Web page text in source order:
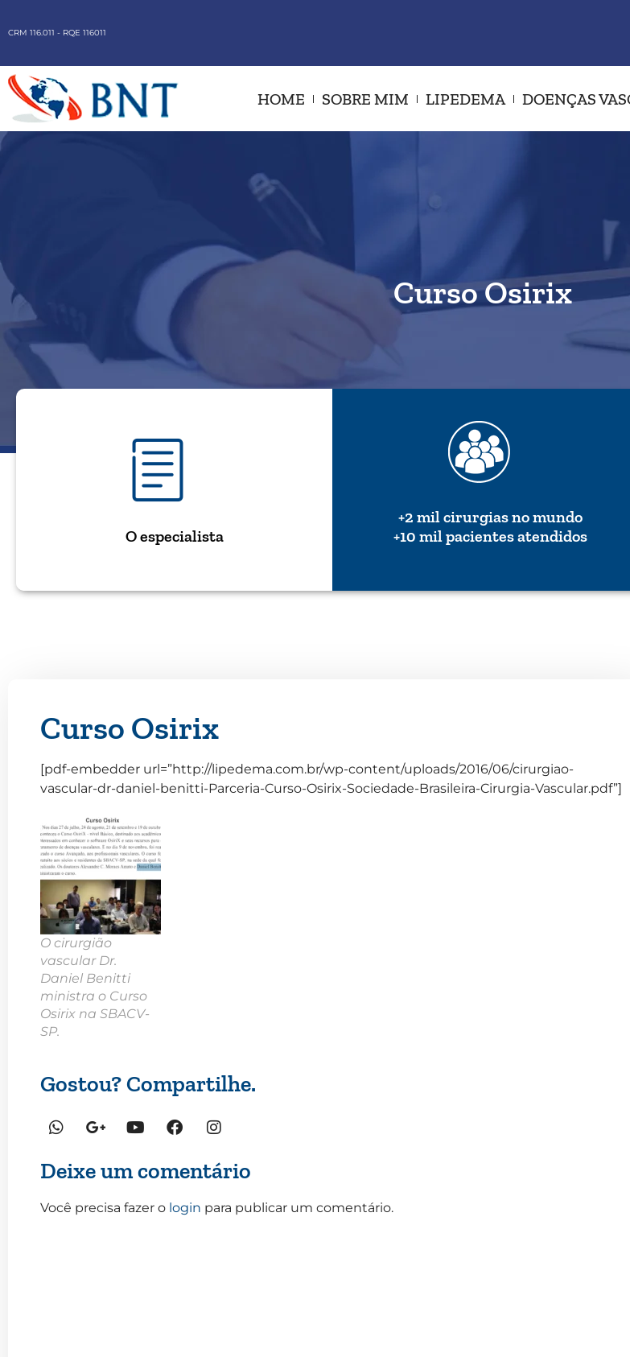
CRM 116.011 - RQE 116011
HOME SOBRE MIM LIPEDEMA DOENÇAS
Curso Osirix
O especialista
+2 mil cirurgias no mundo
+10 mil pacientes atendidos
Curso Osirix
[pdf-embedder url=”http://lipedema.com.br/wp-content/uploads/2016/06/cirurgiao-
vascular-dr-daniel-benitti-Parceria-Curso-Osirix-Sociedade-Brasileira-Cirurgia-Vascular.pdf”]
O cirurgião
vascular Dr.
Daniel Benitti
ministra o Curso
Osirix na SBACV-
SP.
Gostou? Compartilhe.
Deixe um comentário
Você precisa fazer o login para publicar um comentário.